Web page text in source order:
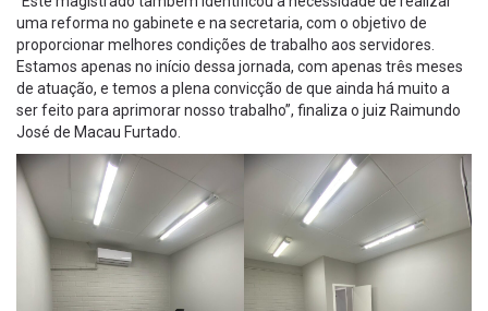
uma reforma no gabinete e na secretaria, com o objetivo de
proporcionar melhores condições de trabalho aos servidores.
Estamos apenas no início dessa jornada, com apenas três meses
de atuação, e temos a plena convicção de que ainda há muito a
ser feito para aprimorar nosso trabalho”, finaliza o juiz Raimundo
José de Macau Furtado.